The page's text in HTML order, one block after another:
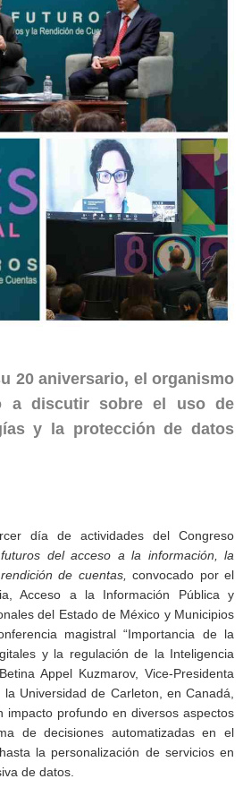
20 aniversario, el organismo
a discutir sobre el uso de
y la protección de datos
día de actividades del Congreso
del acceso a la información, la
de cuentas,convocado por el
Acceso a la Información Pública y
del Estado de México y Municipios
magistral “Importancia de la
y la regulación de la Inteligencia
Appel Kuzmarov, Vice-Presidenta
Universidad de Carleton, en Canadá,
impacto profundo en diversos aspectos
de decisiones automatizadas en el
la personalización de servicios en
de datos.